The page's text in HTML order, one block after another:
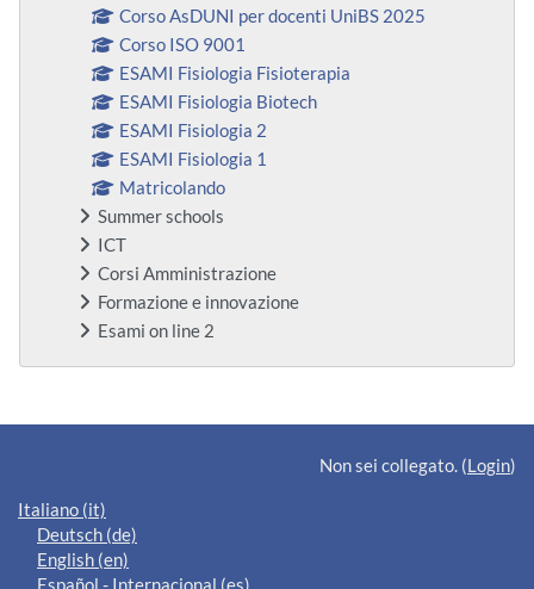
Corso AsDUNI per docenti UniBS 2025
Corso ISO 9001
ESAMI Fisiologia Fisioterapia
ESAMI Fisiologia Biotech
ESAMI Fisiologia 2
ESAMI Fisiologia 1
Matricolando
Summer schools
ICT
Corsi Amministrazione
Formazione e innovazione
Esami on line 2
Blocchi supplementari
Non sei collegato. (Login)
Italiano ‎(it)‎
Deutsch ‎(de)‎
English ‎(en)‎
Español - Internacional ‎(es)‎